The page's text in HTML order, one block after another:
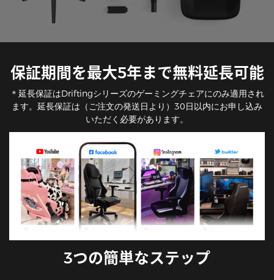
保証期間を最大5年まで無料延長可能
＊延長保証はDriftingシリーズのゲーミングチェアにのみ適用され
ます。延長保証は（ご注文の発送日より）30日以内にお申し込み
いただく必要があります。
3つの簡単なステップ